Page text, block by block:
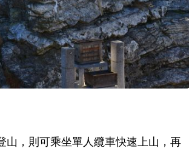
山，則可乘坐單人纜車快速上山，再